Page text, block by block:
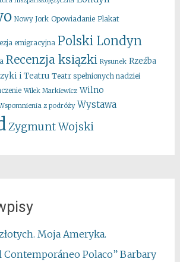
Nowy Jork Opowiadanie Plakat
emigracyjna Polski Londyn
Recenzja ksiązki Rysunek Rzeźba
i Teatru Teatr spełnionych nadziei
Wilek Markiewicz Wilno
z podróży Wystawa
Zygmunt Wojski
Moja Ameryka.
Contemporáneo Polaco” Barbary